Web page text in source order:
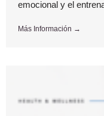
emocional y el
Más Información →